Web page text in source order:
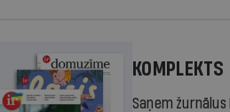
Saņem žurnālus